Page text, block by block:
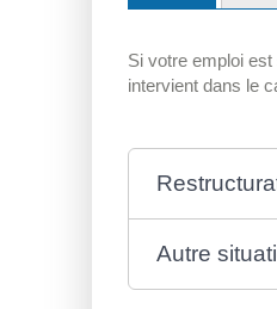
Si votre emploi
intervient dans le
Autre